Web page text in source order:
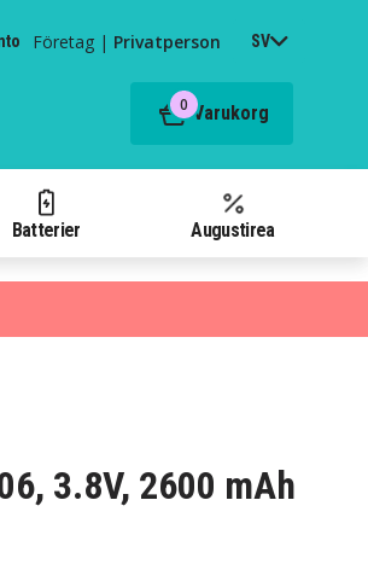
Företag | Privatperson SV
0 Varukorg
Batterier Augustirea
3.8V, 2600 mAh